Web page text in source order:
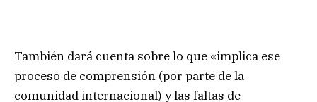
También dará cuenta sobre lo que «implica ese
proceso de comprensión (por parte de la
comunidad internacional) y las faltas de